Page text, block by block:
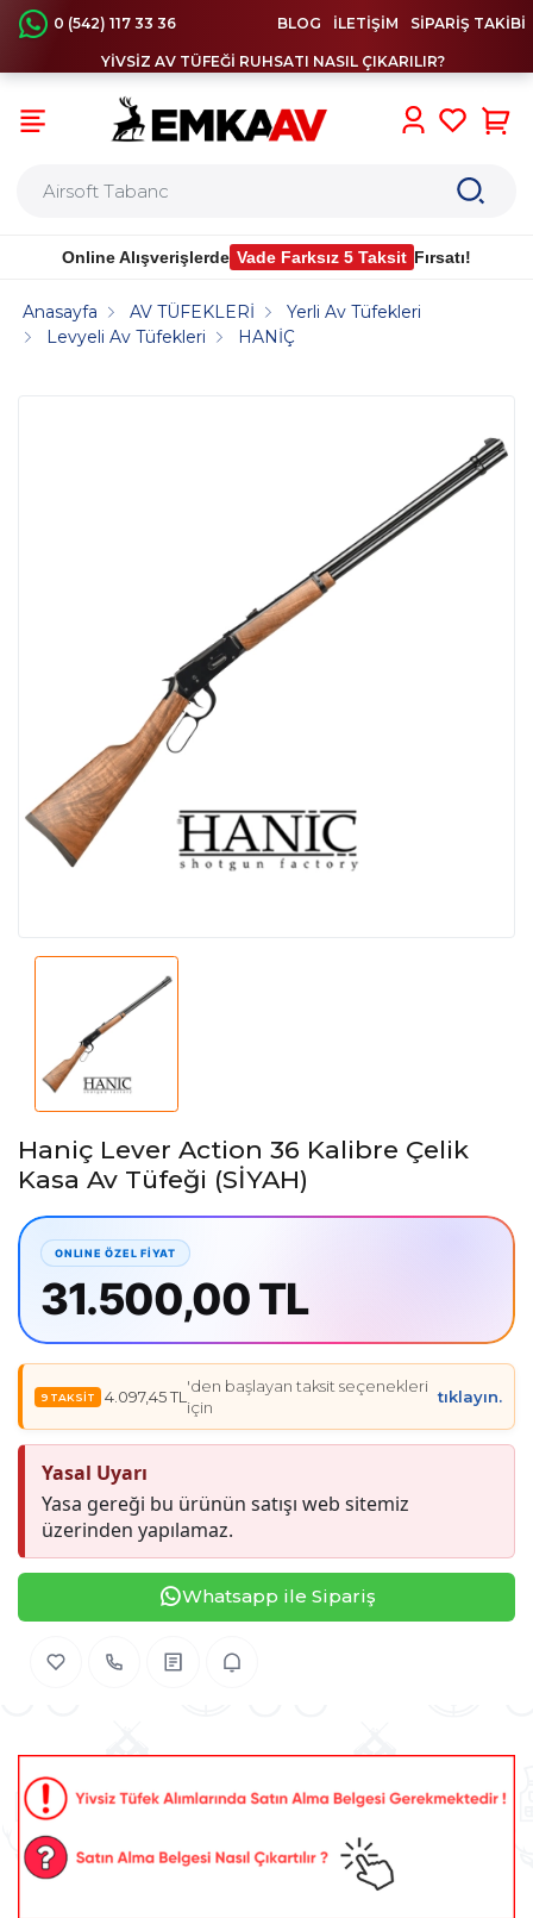
0 (542) 117 33 36 BLOG İLETİŞİM SİPARİŞ TAKİBİ
YİVSİZ AV TÜFEĞİ RUHSATI NASIL ÇIKARILIR?
Online Alışverişlerde Vade Farksız 5 Taksit Fırsatı!
Anasayfa AV TÜFEKLERİ
Yerli Av Tüfekleri
Levyeli Av Tüfekleri
HANİÇ
Haniç Lever Action 36 Kalibre Çelik
Kasa Av Tüfeği (SİYAH)
31.500,00 TL
4.097,45 TL
'den başlayan taksit seçenekleri
için
tıklayın.
Yasal Uyarı
Yasa gereği bu ürünün satışı web sitemiz
üzerinden yapılamaz.
Whatsapp ile Sipariş